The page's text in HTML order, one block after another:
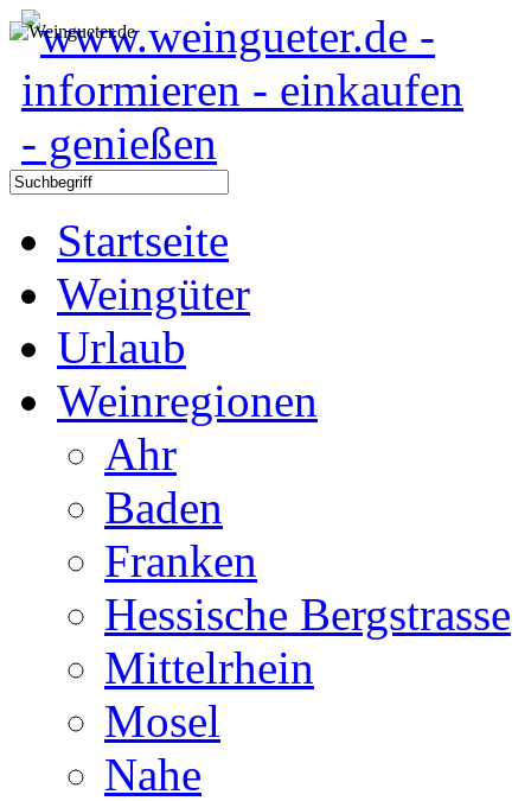
Startseite
Weingüter
Urlaub
Weinregionen
Ahr
Baden
Franken
Hessische Bergstrasse
Mittelrhein
Mosel
Nahe